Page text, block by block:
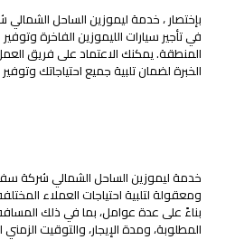
بإختصار ، خدمة ليموزين الساحل
في تأجير سيارات الليموزين الفاخرة
المنطقة. يمكنك الاعتماد على فريق
الخبرة لضمان تلبية جميع احتياجاتك
خدمة ليموزين الساحل الشمالي شركة
ومعقولة لتلبية احتياجات العملاء
بناءً على عدة عوامل، بما في ذلك
المطلوبة، ومدة الإيجار، والتوقيت